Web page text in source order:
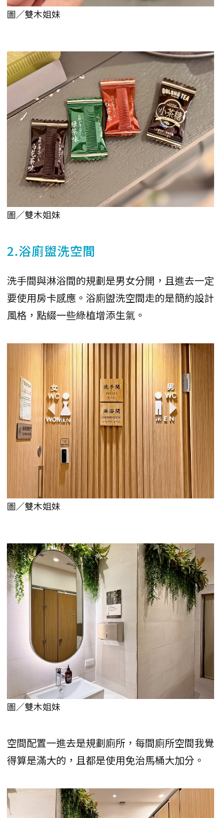
圖／雙木姐妹
圖／雙木姐妹
2.浴廁盥洗空間
洗手間與淋浴間的規劃是男女分開，且進去一定
要使用房卡感應。浴廁盥洗空間走的是簡約設計
風格，點綴一些綠植增添生氣。
圖／雙木姐妹
圖／雙木姐妹
空間配置一進去是規劃廁所，每間廁所空間我覺
得算是滿大的，且都是使用免治馬桶大加分。